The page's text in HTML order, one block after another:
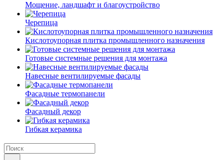
Мощение, ландшафт и благоустройство
Черепица
Кислотоупорная плитка промышленного назначения
Готовые системные решения для монтажа
Навесные вентилируемые фасады
Фасадные термопанели
Фасадный декор
Гибкая керамика